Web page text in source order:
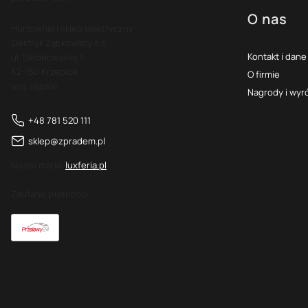
+48 781 520 111
sklep@zpradem.pl
luxferia.pl
O nas
Kontakt i
O firmie
Nagrody i